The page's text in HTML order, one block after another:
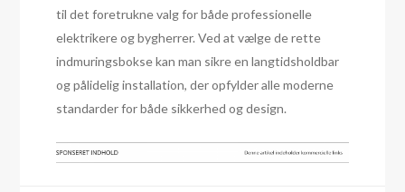
til det foretrukne valg for både professionelle
elektrikere og bygherrer. Ved at vælge de rette
indmuringsbokse kan man sikre en langtidsholdbar
og pålidelig installation, der opfylder alle moderne
standarder for både sikkerhed og design.